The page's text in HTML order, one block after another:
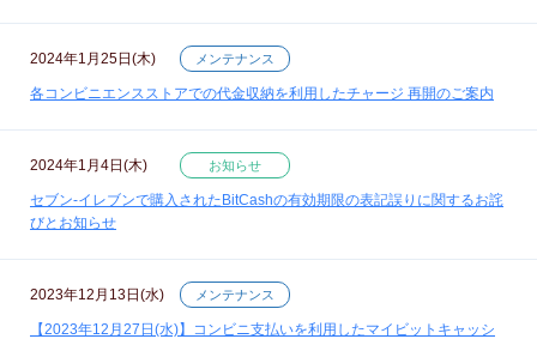
2024年1月25日(木) メンテナンス
各コンビニエンスストアでの代金収納を利用したチャージ 再開のご案内
2024年1月4日(木) お知らせ
セブン‐イレブンで購入されたBitCashの有効期限の表記誤りに関するお詫
びとお知らせ
2023年12月13日(水) メンテナンス
【2023年12月27日(水)】コンビニ支払いを利用したマイビットキャッシ